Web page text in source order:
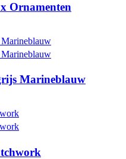
Ornamenten
Marineblauw